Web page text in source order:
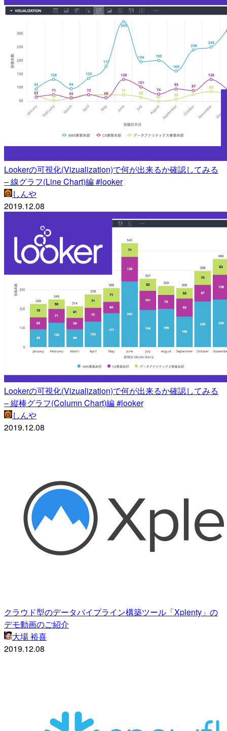
Lookerの可視化(Vizualization)で何が出来るか確認してみる
– 線グラフ(Line Chart)編 #looker
しんや
2019.12.08
Lookerの可視化(Vizualization)で何が出来るか確認してみる
– 縦棒グラフ(Column Chart)編 #looker
しんや
2019.12.08
クラウド型のデータパイプライン構築ツール「Xplenty」の
デモ動画のご紹介
大場 裕喜
2019.12.08